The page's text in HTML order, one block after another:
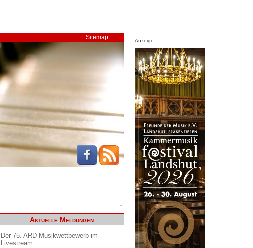
Sitemap
Aktuelle Meldungen
Der 75. ARD-Musikwettbewerb im
Livestream
Anzeige